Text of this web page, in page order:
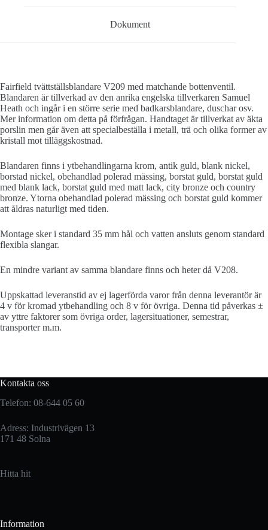
Dokument
Fairfield tvättställsblandare V209 med matchande bottenventil.
Blandaren är tillverkad av den anrika engelska tillverkaren Samuel
Heath och ingår i en större serie med badkarsblandare, duschar osv.
Mer information om detta på förfrågan. Handtaget är tillverkat av äkta
porslin men går även att specialbeställa i metall, trä och olika former av
kristall mot tilläggskostnad.
Blandaren finns i ytbehandlingarna krom, antik guld, blank nickel,
borstad nickel, obehandlad polerad mässing, borstat guld, borstat guld
med blank lack, borstat guld med matt lack, city bronze och country
bronze. Ytorna obehandlad polerad mässing och borstat guld kommer
att åldras naturligt med tiden.
Montage sker i standard 35 mm hål och vatten ansluts genom standard
flexibla slangar.
En mindre variant av samma blandare finns och heter då V208.
Uppskattad leveranstid av ej lagerförda varor från denna leverantör är
4 v för kromad ytbehandling och 8 v för övriga. Denna tid påverkas ±
av yttre faktorer som övriga order, lagersituationer, semestrar,
transporter m.m.
Kontakta oss
Telefon: 08-644 05 60
Adress: Industrivägen 13
171 48 Solna
Hitta hit
Information